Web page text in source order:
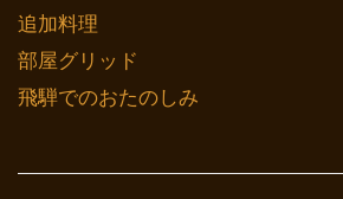
追加料理
部屋グリッド
飛騨でのおたのしみ